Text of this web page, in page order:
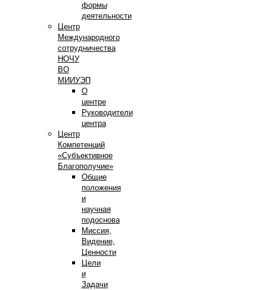
формы
деятельности
Центр
Международного
сотрудничества
НОЧУ
ВО
МИИУЭП
О
центре
Руководители
центра
Центр
Компетенций
«Субъективное
Благополучие»
Общие
положения
и
научная
подоснова
Миссия,
Видение,
Ценности
Цели
и
Задачи